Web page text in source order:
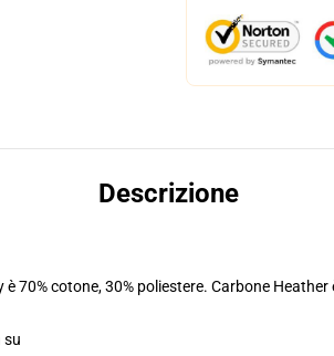
Descrizione
70% cotone, 30% poliestere. Carbone Heather
su